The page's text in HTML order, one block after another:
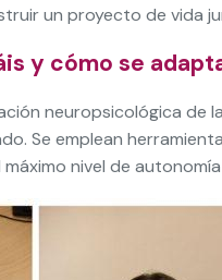
un proyecto de vida
y cómo se
neuropsicológica de
Se emplean
nivel de